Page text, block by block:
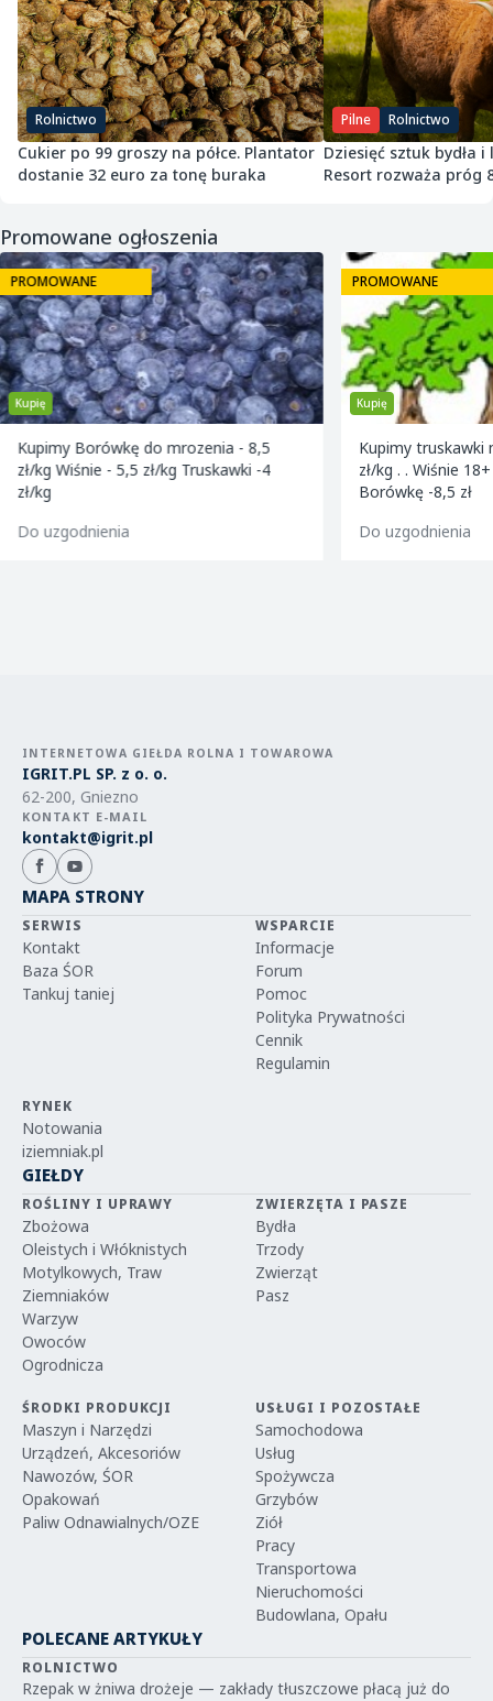
Rolnictwo
Cukier po 99 groszy na półce. Plantator
dostanie 32 euro za tonę buraka
Pilne Rolnictwo
Dziesięć sztuk bydła
Resort rozważa próg
Promowane ogłoszenia
Kupię
PROMOWANE
Kupimy Borówkę do mrozenia - 8,5
zł/kg Wiśnie - 5,5 zł/kg Truskawki -4
zł/kg
Do uzgodnienia
Kupię
PROMOWANE
Kupimy truskawki na sok / zdrowe/ - 4
zł/kg . . Wiśnie 18+ w cenie -6,zł/kg.
Borówkę -8,5 zł
Do uzgodnienia
INTERNETOWA GIEŁDA ROLNA I TOWAROWA
IGRIT.PL SP. z o. o.
62-200, Gniezno
KONTAKT E-MAIL
kontakt@igrit.pl
MAPA STRONY
SERWIS
Kontakt
Baza ŚOR
Tankuj taniej
WSPARCIE
Informacje
Forum
Pomoc
Polityka Prywatności
Cennik
Regulamin
RYNEK
Notowania
iziemniak.pl
GIEŁDY
ROŚLINY I UPRAWY
Zbożowa
Oleistych i Włóknistych
Motylkowych, Traw
Ziemniaków
Warzyw
Owoców
Ogrodnicza
ZWIERZĘTA I PASZE
Bydła
Trzody
Zwierząt
Pasz
ŚRODKI PRODUKCJI
Maszyn i Narzędzi
Urządzeń, Akcesoriów
Nawozów, ŚOR
Opakowań
Paliw Odnawialnych/OZE
USŁUGI I POZOSTAŁE
Samochodowa
Usług
Spożywcza
Grzybów
Ziół
Pracy
Transportowa
Nieruchomości
Budowlana, Opału
POLECANE ARTYKUŁY
ROLNICTWO
Rzepak w żniwa drożeje — zakłady tłuszczowe płacą już do